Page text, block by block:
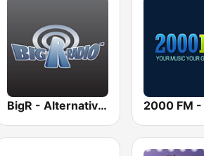
BigR - Alternative Rock